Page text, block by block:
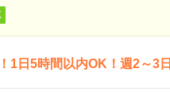
1日5時間以内OK！週2～3